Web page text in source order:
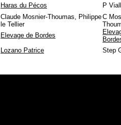
Haras du Pécos
P
Claude Mosnier-Thoumas, Philippe
le Tellier
C
Elevage de Bordes
Lozano Patrice Step